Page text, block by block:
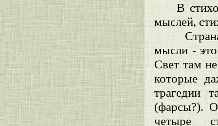
В
мыслей,
мысли - это
Свет там
которые
трагедии
(фарсы?).
четыре